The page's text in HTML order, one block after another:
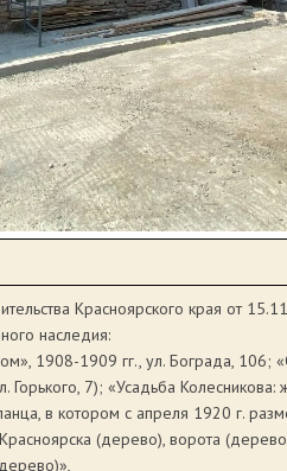
Красноярского края от
наследия:
1908-1909 гг., ул. Бограда, 106;
Горького, 7); «Усадьба
в котором с апреля 1920 г.
(дерево), ворота